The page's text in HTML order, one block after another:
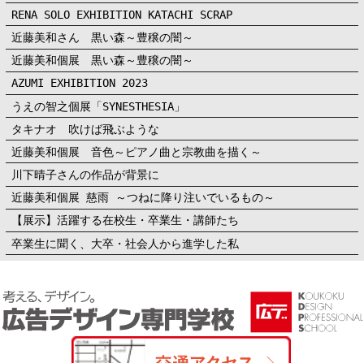
RENA SOLO EXHIBITION KATACHI SCRAP
近藤美和さん 黒い森～豊穣の闇～
近藤美和個展 黒い森～豊穣の闇～
AZUMI EXHIBITION 2023
うえの智之個展「SYNESTHESIA」
タキナオ 吹けば飛ぶような
近藤美和個展 音色～ピアノ曲と宗教曲を描く～
川下晴子さんの作品が背景に
近藤美和個展 慈雨 ～つねに降り注いでいるもの～
【展示】活躍する在校生・卒業生・講師たち
卒業生に聞く、大卒・社会人から進学した私